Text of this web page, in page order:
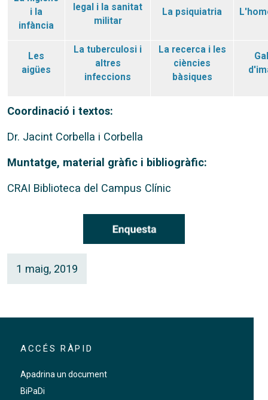
i la
infància
legal i la sanitat
militar
La psiquiatria
Les
aigües
La tuberculosi i
altres
infeccions
La recerca i les
ciències
bàsiques
Coordinació i textos:
Dr. Jacint Corbella i Corbella
Muntatge, material gràfic i bibliogràfic:
CRAI Biblioteca del Campus Clínic
1 maig, 2019
ACCÉS RÀPID
Apadrina un document
BiPaDi